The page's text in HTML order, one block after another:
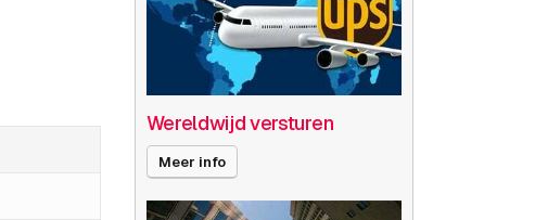
Wereldwijd versturen
Meer info